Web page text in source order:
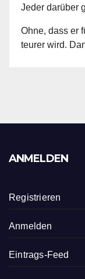
Jeder darüber
Ohne, dass er
teurer wird.
ANMELDEN
Registrieren
Anmelden
Eintrags-Feed